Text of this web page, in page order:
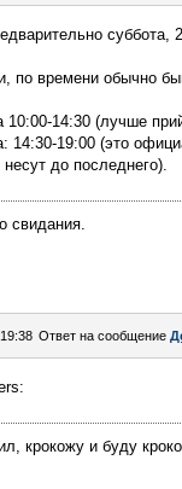
суббота,
по времени обычно
10:00-14:30 (лучше
14:30-19:00 (это
до последнего).
свидания.
Ответ на сообщение
крокожу и буду